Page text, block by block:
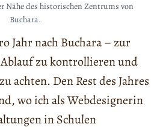
Nähe des historischen Zentrums von
Buchara.
Jahr nach Buchara – zur
zu kontrollieren und
achten. Den Rest des Jahres
wo ich als Webdesignerin
in Schulen